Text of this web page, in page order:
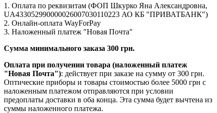
1. Оплата по реквизитам (ФОП Шкурко Яна Александровна,
UA433052990000026007030110223 АО КБ "ПРИВАТБАНК")
2. Онлайн-оплата WayForPay
3. Наложенный платеж "Новая Почта"
Сумма минимального заказа 300 грн.
Оплата при получении товара (наложенный платеж
"Новая Почта"): действует при заказе на сумму от 300 грн.
Оптические приборы и товары стоимостью более 5000 грн с
наложенным платежом отправляются при условии
предоплаты доставки в оба конца. Эта сумма будет вычтена из
суммы наложенного платежа.